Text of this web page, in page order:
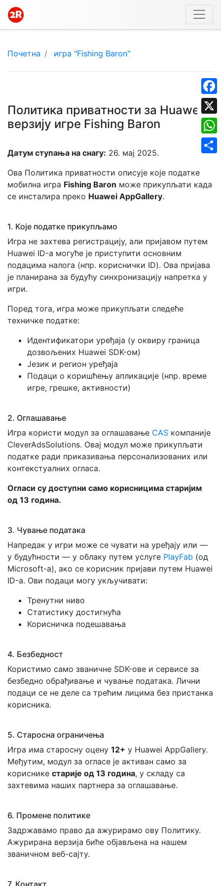
X
Почетна игра "Fishing Baron"
Политика приватности за Huawei
верзију игре Fishing Baron
Датум ступања на снагу: 26. мај 2025.
Ова Политика приватности описује које податке
мобилна игра Fishing Baron може прикупљати када
се инсталира преко Huawei AppGallery.
1. Које податке прикупљамо
Игра не захтева регистрацију, али пријавом путем
Huawei ID-а могуће је приступити основним
подацима налога (нпр. кориснички ID). Ова пријава
је планирана за будућу синхронизацију напретка у
игри.
Поред тога, игра може прикупљати следеће
техничке податке:
Идентификатори уређаја (у оквиру граница
дозвољених Huawei SDK-ом)
Језик и регион уређаја
Подаци о коришћењу апликације (нпр. време
игре, грешке, активности)
2. Оглашавање
Игра користи модул за оглашавање CAS компаније
CleverAdsSolutions. Овај модул може прикупљати
податке ради приказивања персонализованих или
контекстуалних огласа.
Огласи су доступни само корисницима старијим
од 13 година.
3. Чување података
Напредак у игри може се чувати на уређају или —
у будућности — у облаку путем услуге PlayFab (од
Microsoft-а), ако се корисник пријави путем Huawei
ID-а. Ови подаци могу укључивати:
Тренутни ниво
Статистику достигнућа
Корисничка подешавања
4. Безбедност
Користимо само званичне SDK-ове и сервисе за
безбедно обрађивање и чување података. Лични
подаци се не деле са трећим лицима без пристанка
корисника.
5. Старосна ограничења
Игра има старосну оцену 12+ у Huawei AppGallery.
Међутим, модул за огласе је активан само за
кориснике старије од 13 година, у складу са
захтевима наших партнера за оглашавање.
6. Промене политике
Задржавамо право да ажурирамо ову Политику.
Ажурирана верзија биће објављена на нашем
званичном веб-сајту.
7. Контакт